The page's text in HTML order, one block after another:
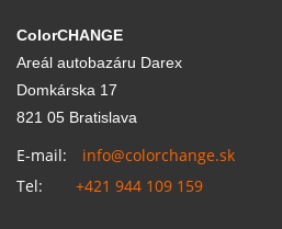
ColorCHANGE
Areál autobazáru Darex
Domkárska 17
821 05 Bratislava
E-mail:
info@colorchange.sk
Tel:
+421 944 109 159